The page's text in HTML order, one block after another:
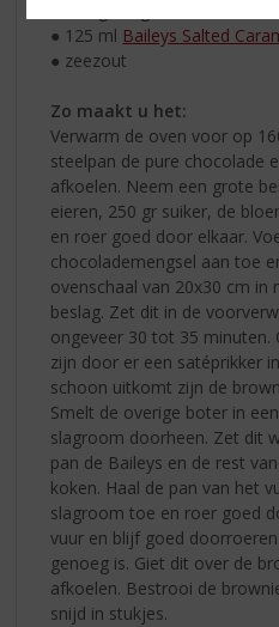
● 125 ml Baileys Salted
● zeezout
Zo maakt u het:
Verwarm de oven voor op
steelpan de pure chocolade
afkoelen. Neem een grote
eieren, 250 gr suiker, de
en roer goed door elkaar.
chocolademengsel aan toe
ovenschaal van 20x30 cm
beslag. Zet dit in de
ongeveer 30 tot 35 minuten.
zijn door er een satéprikker
schoon uitkomt zijn de
Smelt de overige boter in
slagroom doorheen. Zet dit
pan de Baileys en de rest
koken. Haal de pan van het
slagroom toe en roer goed
vuur en blijf goed
genoeg is. Giet dit over de
afkoelen. Bestrooi de
snijd in stukjes.